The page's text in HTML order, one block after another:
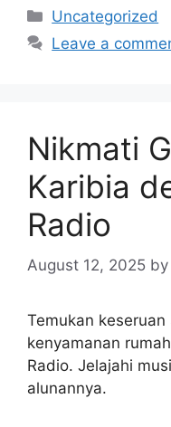
Categories
Uncategorized
Leave a
Nikmati
Karibia
Radio
August 12, 2025 by
Temukan
kenyamanan
Radio. Jelajahi
alunannya.